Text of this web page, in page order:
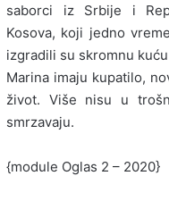
saborci iz Srbije i
Kosova, koji jedno
izgradili su skromnu
Marina imaju kupatilo,
život. Više nisu u
smrzavaju.
{module Oglas 2 – 2020}